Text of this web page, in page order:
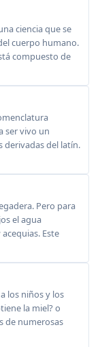
ciencia que se
cuerpo humano.
compuesto de
ser vivo un
derivadas del latín.
Pero para
el agua
Este
los niños y los
la miel? o
de numerosas